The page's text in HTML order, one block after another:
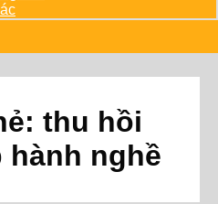
thu hồi
hành nghề